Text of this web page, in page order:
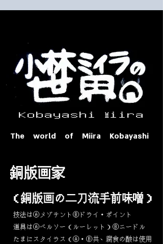
ｏｂａｙａｓｈｉ Ⅿｉｉｒａ​
The world of Miira Kobayashi
​銅版画家
​（銅版画の二刀流手前味噌）
​技法はⒶメゾチントⒷドライ・ポイント
道具はⒶベルソー（ルーレット）Ⓑニードル
​たまにスタイラス（Ⓐ・Ⓑ共、腐食の酸は使用